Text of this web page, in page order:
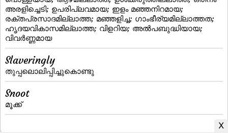
അരളിച്ചെടി; ഉപരിപ്ലവമായ; ഇളം മഞ്ഞനിറമായ;
രക്തപ്രസാദമില്ലാത്ത; മഞ്ഞളിച്ച; ഗാംഭീര്യമില്ലാത്തത;
ഹൃദയവികാസമില്ലാത്ത; വിളറിയ; അല്‍പബുദ്ധിയായ;
വിവര്‍ണ്ണമായ
Slaveringly
തുപ്പലൊലിപ്പിച്ചുകൊണ്ടു
Snoot
മൂക്ക്‌